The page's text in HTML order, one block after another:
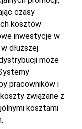
czasy
kosztów
inwestycje w
dłuższej
może
pracowników i
związane z
kosztami